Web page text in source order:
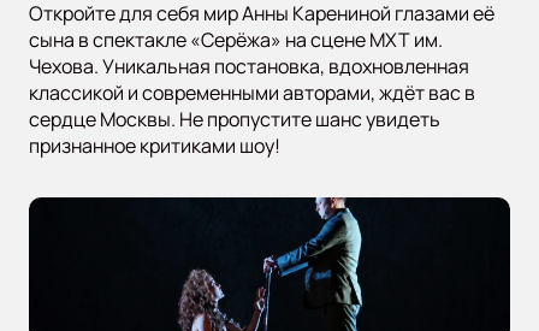
Откройте для себя мир Анны Карениной глазами её
сына в спектакле «Серёжа» на сцене МХТ им.
Чехова. Уникальная постановка, вдохновленная
классикой и современными авторами, ждёт вас в
сердце Москвы. Не пропустите шанс увидеть
признанное критиками шоу!